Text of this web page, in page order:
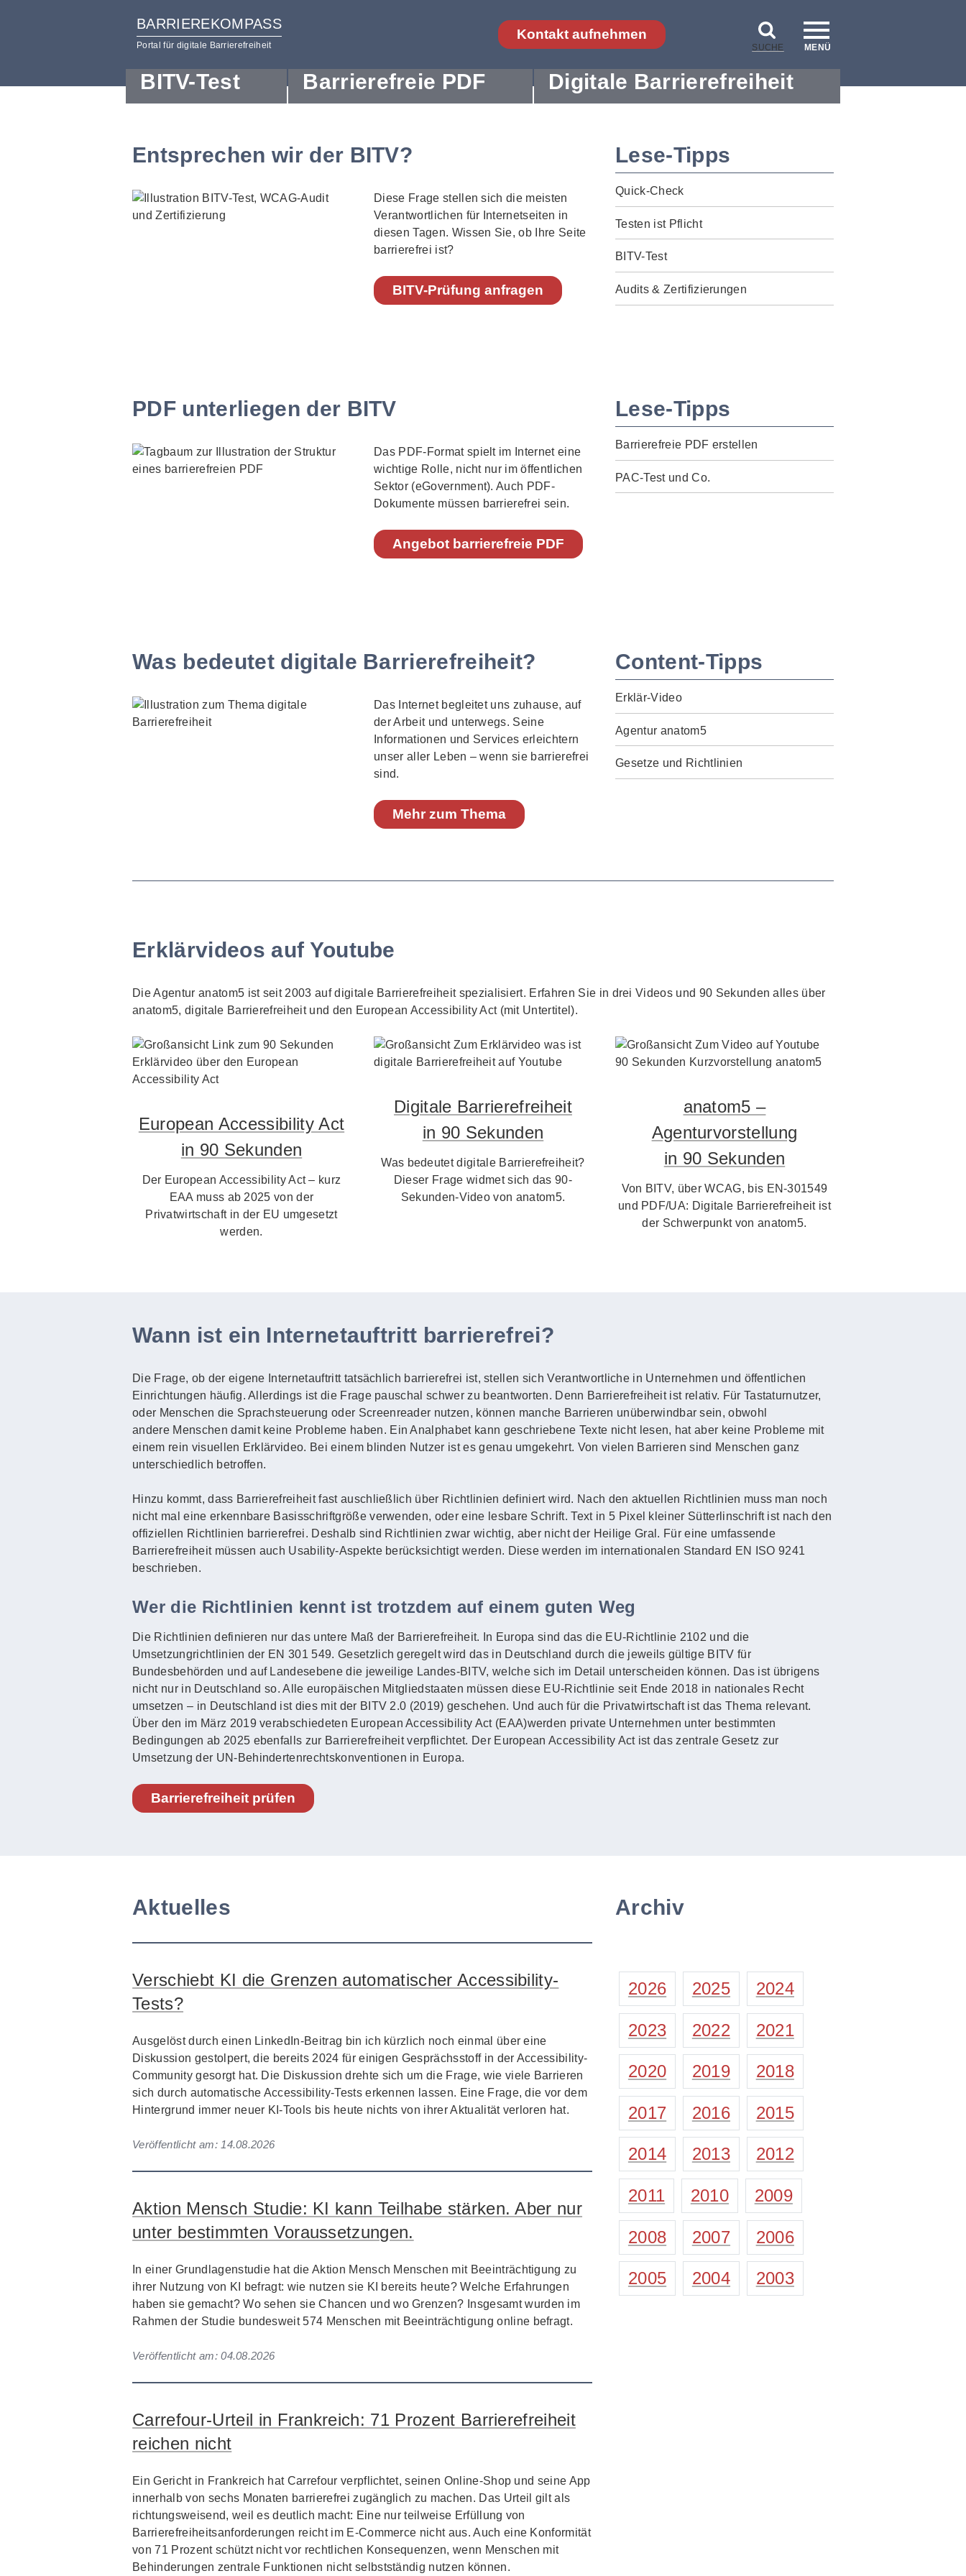
BARRIEREKOMPASS
Portal für digitale Barrierefreiheit
Kontakt aufnehmen
SUCHE MENÜ
BITV-Test Barrierefreie PDF Digitale Barrierefreiheit
Entsprechen wir der BITV?
Diese Frage stellen sich die meisten
Verantwortlichen für Internetseiten in
diesen Tagen. Wissen Sie, ob Ihre Seite
barrierefrei ist?
BITV-Prüfung anfragen
Lese-Tipps
Quick-Check
Testen ist Pflicht
BITV-Test
Audits & Zertifizierungen
PDF unterliegen der BITV
Das PDF-Format spielt im Internet eine
wichtige Rolle, nicht nur im öffentlichen
Sektor (eGovernment). Auch PDF-
Dokumente müssen barrierefrei sein.
Angebot barrierefreie PDF
Lese-Tipps
Barrierefreie PDF erstellen
PAC-Test und Co.
Was bedeutet digitale Barrierefreiheit?
Das Internet begleitet uns zuhause, auf
der Arbeit und unterwegs. Seine
Informationen und Services erleichtern
unser aller Leben – wenn sie barrierefrei
sind.
Mehr zum Thema
Content-Tipps
Erklär-Video
Agentur anatom5
Gesetze und Richtlinien
Erklärvideos auf Youtube
Die Agentur anatom5 ist seit 2003 auf digitale Barrierefreiheit spezialisiert. Erfahren Sie in drei Videos und 90 Sekunden alles über
anatom5, digitale Barrierefreiheit und den European Accessibility Act (mit Untertitel).
European Accessibility Act
in 90 Sekunden
Der European Accessibility Act – kurz
EAA muss ab 2025 von der
Privatwirtschaft in der EU umgesetzt
werden.
Digitale Barrierefreiheit
in 90 Sekunden
Was bedeutet digitale Barrierefreiheit?
Dieser Frage widmet sich das 90-
Sekunden-Video von anatom5.
anatom5 –
Agenturvorstellung
in 90 Sekunden
Von BITV, über WCAG, bis EN-301549
und PDF/UA: Digitale Barrierefreiheit ist
der Schwerpunkt von anatom5.
Wann ist ein Internetauftritt barrierefrei?
Die Frage, ob der eigene Internetauftritt tatsächlich barrierefrei ist, stellen sich Verantwortliche in Unternehmen und öffentlichen
Einrichtungen häufig. Allerdings ist die Frage pauschal schwer zu beantworten. Denn Barrierefreiheit ist relativ. Für Tastaturnutzer,
oder Menschen die Sprachsteuerung oder Screenreader nutzen, können manche Barrieren unüberwindbar sein, obwohl
andere Menschen damit keine Probleme haben. Ein Analphabet kann geschriebene Texte nicht lesen, hat aber keine Probleme mit
einem rein visuellen Erklärvideo. Bei einem blinden Nutzer ist es genau umgekehrt. Von vielen Barrieren sind Menschen ganz
unterschiedlich betroffen.
Hinzu kommt, dass Barrierefreiheit fast auschließlich über Richtlinien definiert wird. Nach den aktuellen Richtlinien muss man noch
nicht mal eine erkennbare Basisschriftgröße verwenden, oder eine lesbare Schrift. Text in 5 Pixel kleiner Sütterlinschrift ist nach den
offiziellen Richtlinien barrierefrei. Deshalb sind Richtlinien zwar wichtig, aber nicht der Heilige Gral. Für eine umfassende
Barrierefreiheit müssen auch Usability-Aspekte berücksichtigt werden. Diese werden im internationalen Standard EN ISO 9241
beschrieben.
Wer die Richtlinien kennt ist trotzdem auf einem guten Weg
Die Richtlinien definieren nur das untere Maß der Barrierefreiheit. In Europa sind das die EU-Richtlinie 2102 und die
Umsetzungrichtlinien der EN 301 549. Gesetzlich geregelt wird das in Deutschland durch die jeweils gültige BITV für
Bundesbehörden und auf Landesebene die jeweilige Landes-BITV, welche sich im Detail unterscheiden können. Das ist übrigens
nicht nur in Deutschland so. Alle europäischen Mitgliedstaaten müssen diese EU-Richtlinie seit Ende 2018 in nationales Recht
umsetzen – in Deutschland ist dies mit der BITV 2.0 (2019) geschehen. Und auch für die Privatwirtschaft ist das Thema relevant.
Über den im März 2019 verabschiedeten European Accessibility Act (EAA)werden private Unternehmen unter bestimmten
Bedingungen ab 2025 ebenfalls zur Barrierefreiheit verpflichtet. Der European Accessibility Act ist das zentrale Gesetz zur
Umsetzung der UN-Behindertenrechtskonventionen in Europa.
Barrierefreiheit prüfen
Aktuelles
Verschiebt KI die Grenzen automatischer Accessibility-
Tests?
Ausgelöst durch einen LinkedIn-Beitrag bin ich kürzlich noch einmal über eine
Diskussion gestolpert, die bereits 2024 für einigen Gesprächsstoff in der Accessibility-
Community gesorgt hat. Die Diskussion drehte sich um die Frage, wie viele Barrieren
sich durch automatische Accessibility-Tests erkennen lassen. Eine Frage, die vor dem
Hintergrund immer neuer KI-Tools bis heute nichts von ihrer Aktualität verloren hat.
Veröffentlicht am: 14.08.2026
Aktion Mensch Studie: KI kann Teilhabe stärken. Aber nur
unter bestimmten Voraussetzungen.
In einer Grundlagenstudie hat die Aktion Mensch Menschen mit Beeinträchtigung zu
ihrer Nutzung von KI befragt: wie nutzen sie KI bereits heute? Welche Erfahrungen
haben sie gemacht? Wo sehen sie Chancen und wo Grenzen? Insgesamt wurden im
Rahmen der Studie bundesweit 574 Menschen mit Beeinträchtigung online befragt.
Veröffentlicht am:04.08.2026
Carrefour-Urteil in Frankreich: 71 Prozent Barrierefreiheit
reichen nicht
Ein Gericht in Frankreich hat Carrefour verpflichtet, seinen Online-Shop und seine App
innerhalb von sechs Monaten barrierefrei zugänglich zu machen. Das Urteil gilt als
richtungsweisend, weil es deutlich macht: Eine nur teilweise Erfüllung von
Barrierefreiheitsanforderungen reicht im E-Commerce nicht aus. Auch eine Konformität
von 71 Prozent schützt nicht vor rechtlichen Konsequenzen, wenn Menschen mit
Behinderungen zentrale Funktionen nicht selbstständig nutzen können.
Archiv
2026 2025 2024
2023 2022 2021
2020 2019 2018
2017 2016 2015
2014 2013 2012
2011 2010 2009
2008 2007 2006
2005 2004 2003